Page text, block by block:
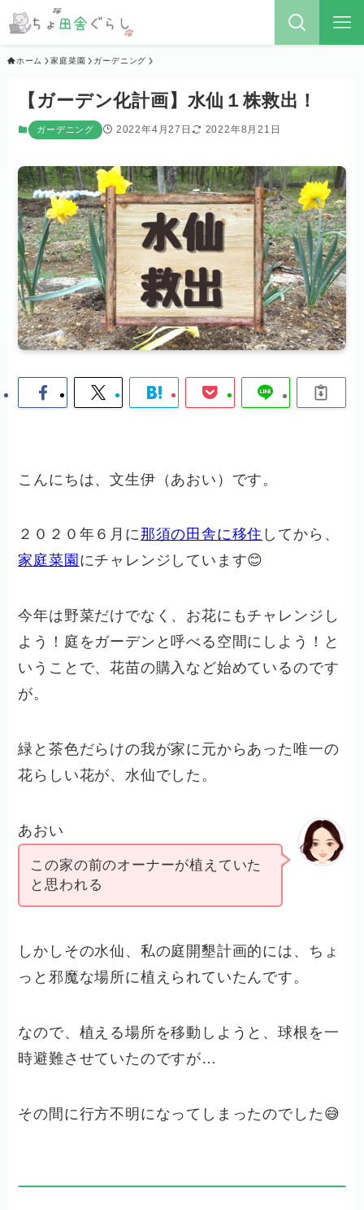
ホーム 家庭菜園 ガーデニング
【ガーデン化計画】水仙１株救出！
ガーデニング 2022年4月27日 2022年8月21日
こんにちは、文生伊（あおい）です。
２０２０年６月に那須の田舎に移住 してから、
家庭菜園 にチャレンジしています😊
今年は野菜だけでなく、お花にもチャレンジし
よう！庭をガーデンと呼べる空間にしよう！と
いうことで、花苗の購入など始めているのです
が。
緑と茶色だらけの我が家に元からあった唯一の
花らしい花が、水仙でした。
あおい
この家の前のオーナーが植えていた
と思われる
しかしその水仙、私の庭開墾計画的には、ちょ
っと邪魔な場所に植えられていたんです。
なので、植える場所を移動しようと、球根を一
時避難させていたのですが…
その間に行方不明になってしまったのでした😅